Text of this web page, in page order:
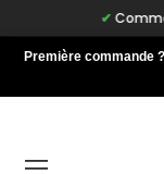
Première commande